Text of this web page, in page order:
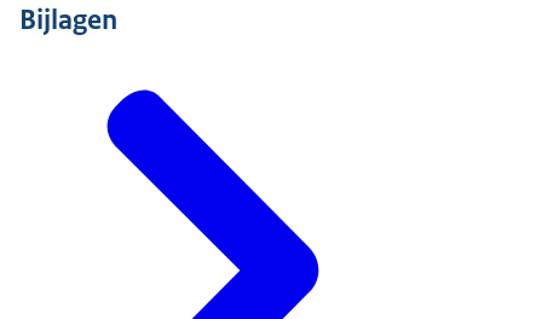
Bijlagen